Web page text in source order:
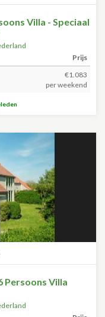
Villa - Speciaal
Prijs
€1.083
per weekend
Persoons Villa